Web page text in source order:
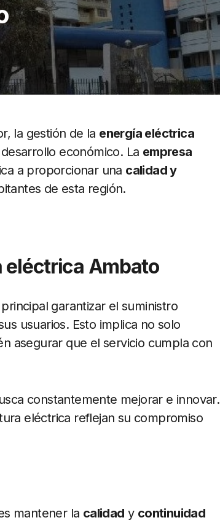
la gestión de la energía eléctrica
económico. La empresa
a proporcionar una calidad y
de esta región.
eléctrica Ambato
garantizar el suministro
usuarios. Esto implica no solo
asegurar que el servicio cumpla con
constantemente mejorar e innovar.
eléctrica reflejan su compromiso
mantener la calidad y continuidad